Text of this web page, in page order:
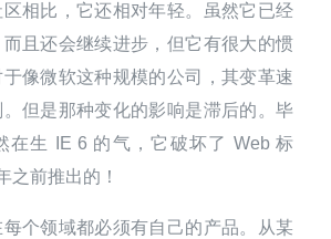
相比，它还相对年轻。虽然它已经
且还会继续进步，但它有很大的惯
像微软这种规模的公司，其变革速
但是那种变化的影响是滞后的。毕
在生 IE 6 的气，它破坏了 Web 标
之前推出的！
个领域都必须有自己的产品。从某